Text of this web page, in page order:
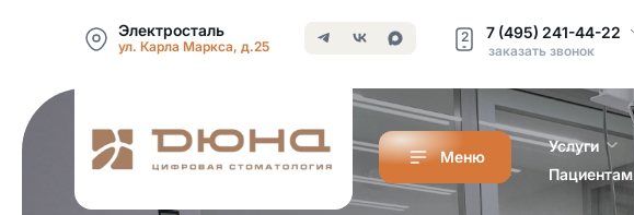
Электросталь
ул. Карла Маркса, д.25
2 7 (495) 241-44-22
заказать звонок
Меню
Услуги
Пациентам